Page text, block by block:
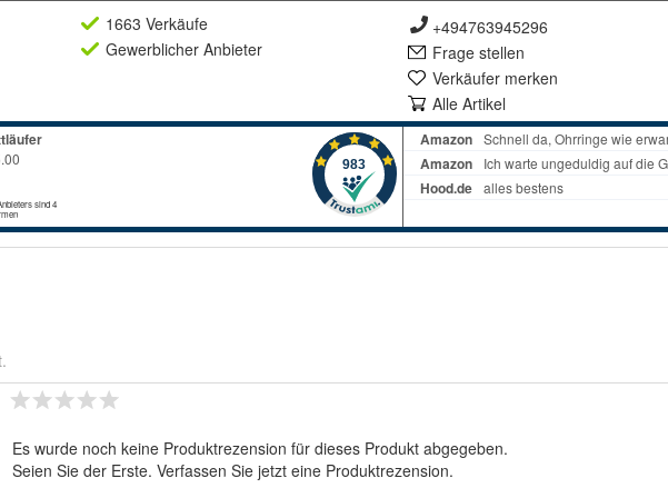
1663 Verkäufe
Gewerblicher Anbieter
+494763945296
Frage stellen
Verkäufer merken
Alle Artikel
Es wurde noch keine Produktrezension für dieses Produkt abgegeben.
Seien Sie der Erste. Verfassen Sie jetzt eine Produktrezension.